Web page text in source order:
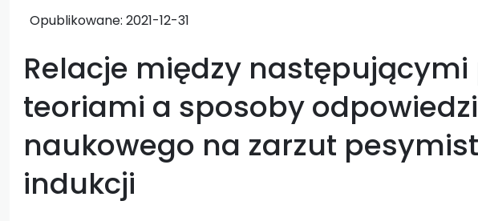
Opublikowane: 2021-12-31
Relacje między następującymi
teoriami a sposoby
naukowego na zarzut
indukcji